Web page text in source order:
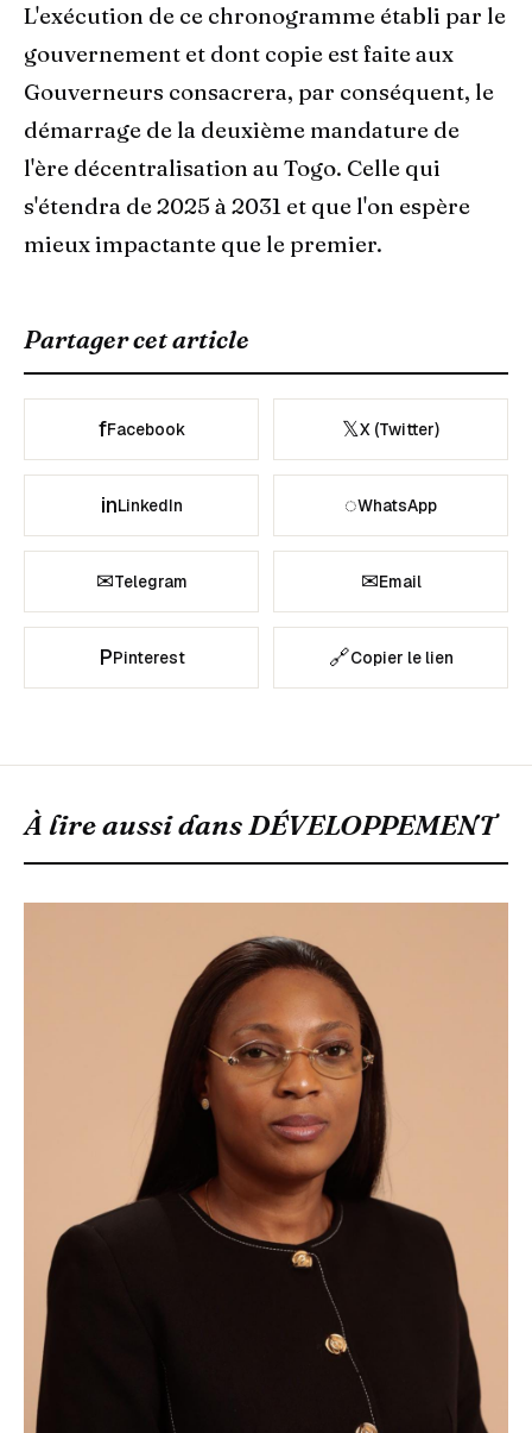
L'exécution de ce chronogramme établi par le
gouvernement et dont copie est faite aux
Gouverneurs consacrera, par conséquent, le
démarrage de la deuxième mandature de
l'ère décentralisation au Togo. Celle qui
s'étendra de 2025 à 2031 et que l'on espère
mieux impactante que le premier.
Partager cet article
fFacebook 𝕏X (Twitter)
inLinkedIn ◌WhatsApp
✉Telegram ✉Email
PPinterest 🔗Copier le lien
À lire aussi dans DÉVELOPPEMENT